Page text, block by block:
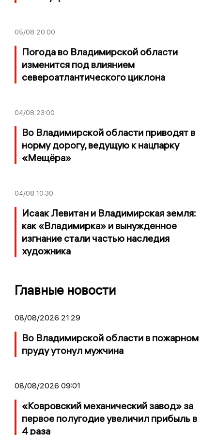
05/08 20:00
Погода во Владимирской области
изменится под влиянием
североатлантического циклона
04/08 23:00
Во Владимирской области приводят в
норму дорогу, ведущую к нацпарку
«Мещёра»
04/08 10:30
Исаак Левитан и Владимирская земля:
как «Владимирка» и вынужденное
изгнание стали частью наследия
художника
Главные новости
08/08/2026 21:29
Во Владимирской области в пожарном
пруду утонул мужчина
08/08/2026 09:01
«Ковровский механический завод» за
первое полугодие увеличил прибыль в
4 раза